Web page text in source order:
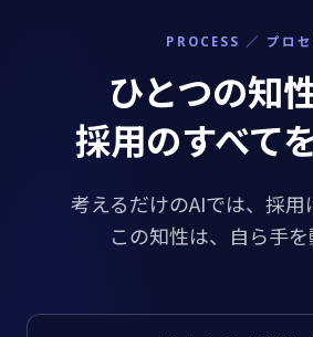
PROCESS ／ プロセ
ひとつの知性
採用のすべてを
考えるだけのAIでは、採用
この知性は、自ら手を